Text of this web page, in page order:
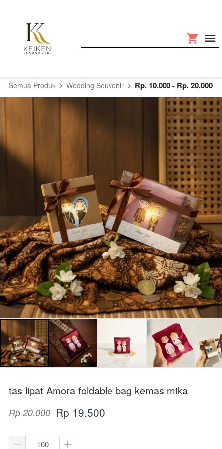
Semua Produk Wedding Souvenir Rp. 10.000 - Rp. 20.000
tas lipat Amora foldable bag kemas mika
Rp 20.000 Rp 19.500